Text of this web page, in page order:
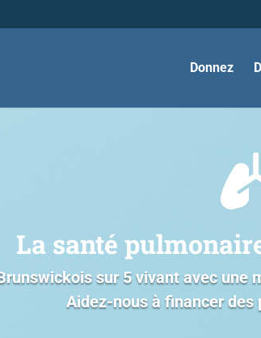
Donnez
La santé
sur 5 vivant avec une
Aidez-nous à financer